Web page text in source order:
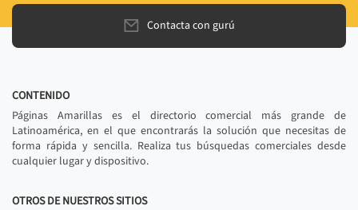
Contacta con gurú
CONTENIDO
Páginas Amarillas es el directorio comercial más grande de
Latinoamérica, en el que encontrarás la solución que necesitas de
forma rápida y sencilla. Realiza tus búsquedas comerciales desde
cualquier lugar y dispositivo.
OTROS DE NUESTROS SITIOS